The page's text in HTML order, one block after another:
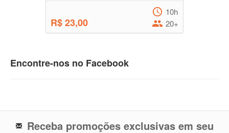
R$ 23,00
10h
20+
Encontre-nos no Facebook
Receba promoções exclusivas em seu